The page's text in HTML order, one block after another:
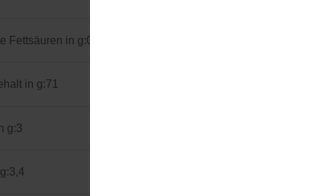
Fettsäuren in g:0,5
in g:71
g:3
3,4